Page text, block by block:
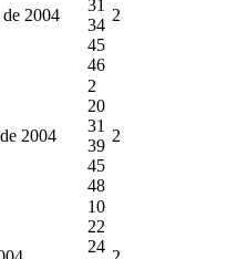
2004
31
34
45
46
2
2004
2
20
31
39
45
48
2
10
22
24